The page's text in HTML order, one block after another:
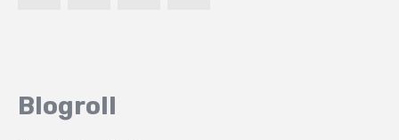
Blogroll